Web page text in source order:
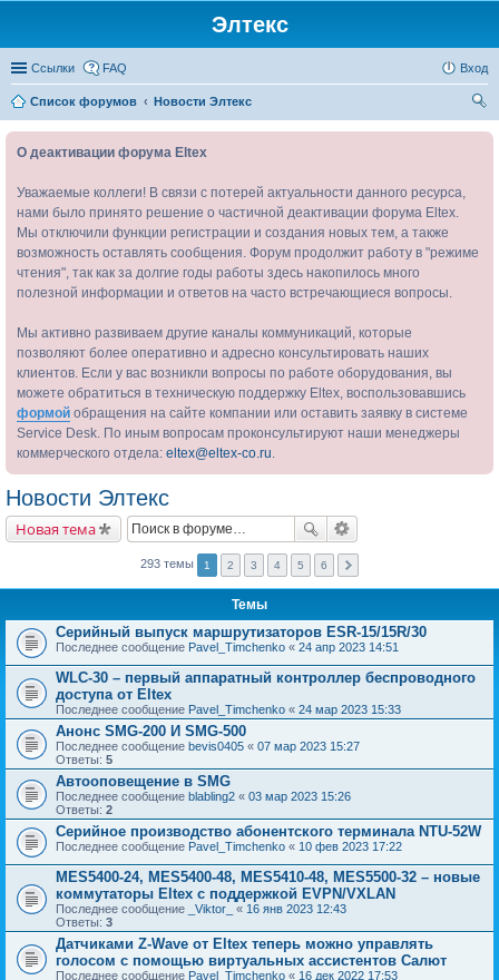
Элтекс
Ссылки FAQ Вход
Список форумов
Новости Элтекс
О деактивации форума Eltex
Уважаемые коллеги! В связи с потерей актуальности данного ресурса,
нами было принято решение о частичной деактивации форума Eltex.
Мы отключили функции регистрации и создания новых тем, а также
возможность оставлять сообщения. Форум продолжит работу в "режиме
чтения", так как за долгие годы работы здесь накопилось много
полезной информации и ответов на часто встречающиеся вопросы.
Мы активно развиваем другие каналы коммуникаций, которые
позволяют более оперативно и адресно консультировать наших
клиентов. Если у вас возникли вопросы по работе оборудования, вы
можете обратиться в техническую поддержку Eltex, воспользовавшись
формой обращения на сайте компании или оставить заявку в системе
Service Desk. По иным вопросам проконсультируют наши менеджеры
коммерческого отдела: eltex@eltex-co.ru.
Новости Элтекс
Новая тема
293 темы 1 2 3 4 5 6
Темы
Серийный выпуск маршрутизаторов ESR-15/15R/30
Последнее сообщение Pavel_Timchenko « 24 апр 2023 14:51
WLC-30 – первый аппаратный контроллер беспроводного
доступа от Eltex
Последнее сообщение Pavel_Timchenko « 24 мар 2023 15:33
Анонс SMG-200 И SMG-500
Последнее сообщение bevis0405 « 07 мар 2023 15:27
Ответы: 5
Автооповещение в SMG
Последнее сообщение blabling2 « 03 мар 2023 15:26
Ответы: 2
Серийное производство абонентского терминала NTU-52W
Последнее сообщение Pavel_Timchenko « 10 фев 2023 17:22
MES5400-24, MES5400-48, MES5410-48, MES5500-32 – новые
коммутаторы Eltex с поддержкой EVPN/VXLAN
Последнее сообщение _Viktor_ « 16 янв 2023 12:43
Ответы: 3
Датчиками Z-Wave от Eltex теперь можно управлять
голосом с помощью виртуальных ассистентов Салют
Последнее сообщение Pavel_Timchenko « 16 дек 2022 17:53